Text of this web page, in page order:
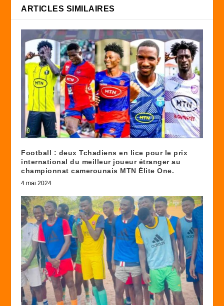
ARTICLES SIMILAIRES
Football : deux Tchadiens en lice pour le prix
international du meilleur joueur étranger au
championnat camerounais MTN Élite One.
4 mai 2024